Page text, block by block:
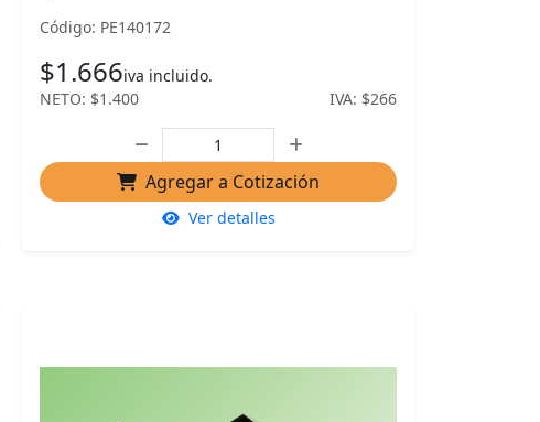
Código: PE140172
$1.666iva incluido.
NETO: $1.400
IVA: $266
Agregar a Cotización
Ver detalles